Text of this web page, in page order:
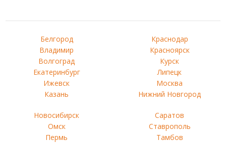
Белгород
Владимир
Волгоград
Екатеринбург
Ижевск
Казань
Краснодар
Красноярск
Курск
Липецк
Москва
Нижний Новгород
Новосибирск
Омск
Пермь
Саратов
Ставрополь
Тамбов